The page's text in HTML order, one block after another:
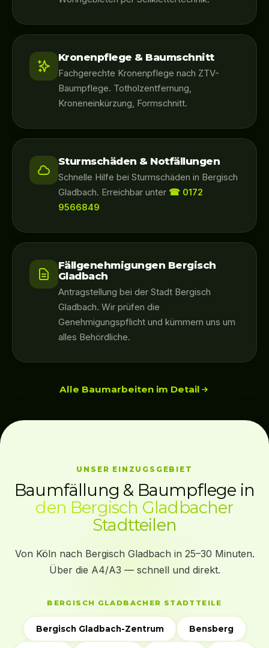
Kronenpflege & Baumschnitt
Fachgerechte Kronenpflege nach ZTV-
Baumpflege. Totholzentfernung,
Kroneneinkürzung, Formschnitt.
Sturmschäden & Notfällungen
Schnelle Hilfe bei Sturmschäden in Bergisch
Gladbach. Erreichbar unter ☎ 0172
9566849
Fällgenehmigungen Bergisch
Gladbach
Antragstellung bei der Stadt Bergisch
Gladbach. Wir prüfen die
Genehmigungspflicht und kümmern uns um
alles Behördliche.
Alle Baumarbeiten im Detail
UNSER EINZUGSGEBIET
Baumfällung & Baumpflege in
den Bergisch Gladbacher
Stadtteilen
Von Köln nach Bergisch Gladbach in 25–30 Minuten.
Über die A4/A3 — schnell und direkt.
BERGISCH GLADBACHER STADTTEILE
Bergisch Gladbach-Zentrum Bensberg